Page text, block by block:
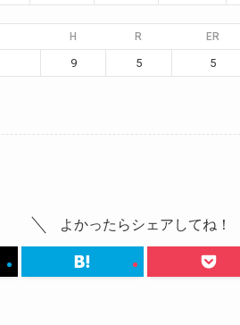
H R ER
9 5 5
よかったらシェアしてね！